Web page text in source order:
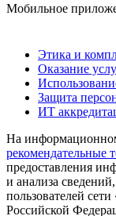
Мобильное
Этика и
Оказание
Защита
ИТ
На
рекомендательные
предоставления
и анализа
пользователей
Российской